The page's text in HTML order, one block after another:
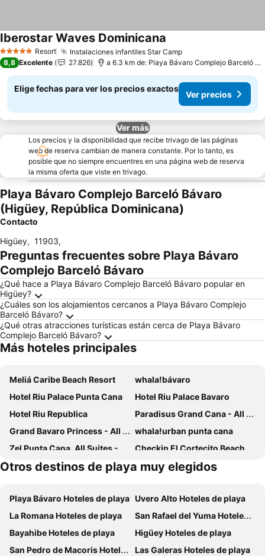
5 Estrellas Resort Instalaciones infantiles Star Camp
Iberostar Waves Dominicana
8,8 Excelente 27.826 a 6.3 km de: Playa Bávaro Complejo Barceló Bávaro
Elige fechas para ver los precios exactos
Ver precios
Ver más
Los precios y la disponibilidad que recibe trivago de las páginas
web de reserva cambian de manera constante. Por lo tanto, es
posible que no siempre encuentres en una página web de reserva
la misma oferta que viste en trivago.
Playa Bávaro Complejo Barceló Bávaro
(Higüey, República Dominicana)
Contacto
Higüey, 11903,
Preguntas frecuentes sobre Playa Bávaro
Complejo Barceló Bávaro
¿Qué hace a Playa Bávaro Complejo Barceló Bávaro popular en
Higüey?
¿Cuáles son los alojamientos cercanos a Playa Bávaro Complejo
Barceló Bávaro?
¿Qué otras atracciones turísticas están cerca de Playa Bávaro
Complejo Barceló Bávaro?
Más hoteles principales
Meliá Caribe Beach Resort
whala!bávaro
Hotel Riu Palace Punta Cana
Hotel Riu Palace Bavaro
Hotel Riu Republica
Paradisus Grand Cana - All Suites
Grand Bavaro Princess - All Inclusive
whala!urban punta cana
Zel Punta Cana, All Suites - All inclusive
Checkin El Cortecito Beach
HM Bavaro Beach
Hotel Riu Palace Macao
Hotel Maracas Punta Cana
Bakour Punta Cana Suites
Punta Cana Beach
Los Corales Beach Village
Hotel Faranda Single 1 Punta Cana - Adults Only
Hotel Marimba Punta Cana
Hotel Cortecito Inn Bavaro
Art Villa Dominicana
Otros destinos de playa muy elegidos
Playa Bávaro Hoteles de playa Uvero Alto Hoteles de playa
La Romana Hoteles de playa
San Rafael del Yuma Hoteles de playa
Bayahibe Hoteles de playa
Higüey Hoteles de playa
San Pedro de Macoris Hoteles de playa
Las Galeras Hoteles de playa